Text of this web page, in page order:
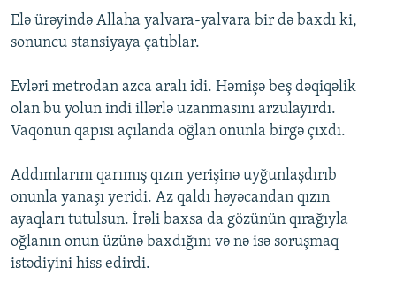
Elə ürəyində Allaha yalvara-yalvara bir də baxdı ki,
sonuncu stansiyaya çatıblar.
Evləri metrodan azca aralı idi. Həmişə beş dəqiqəlik
olan bu yolun indi illərlə uzanmasını arzulayırdı.
Vaqonun qapısı açılanda oğlan onunla birgə çıxdı.
Addımlarını qarımış qızın yerişinə uyğunlaşdırıb
onunla yanaşı yeridi. Az qaldı həyəcandan qızın
ayaqları tutulsun. İrəli baxsa da gözünün qırağıyla
oğlanın onun üzünə baxdığını və nə isə soruşmaq
istədiyini hiss edirdi.